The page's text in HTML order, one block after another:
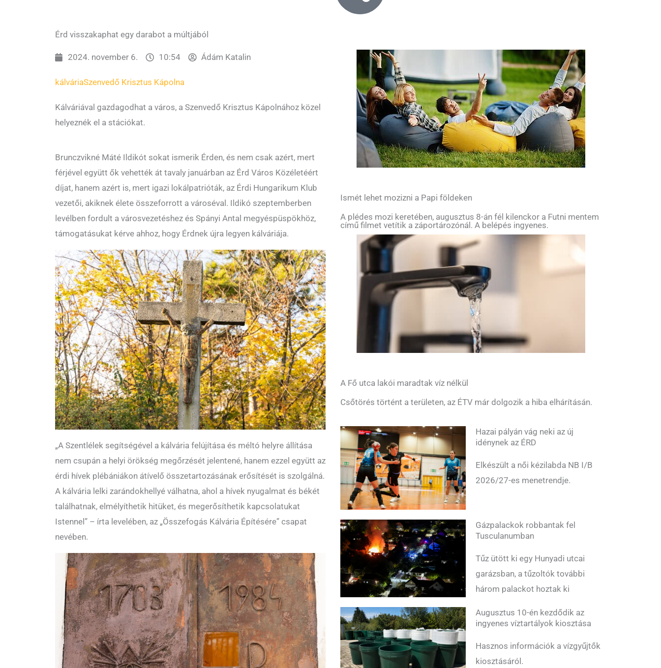
Érd visszakaphat egy darabot a múltjából
2024. november 6. 10:54 Ádám Katalin
kálváriaSzenvedő Krisztus Kápolna
Kálváriával gazdagodhat a város, a Szenvedő Krisztus Kápolnához közel
helyeznék el a stációkat.
Brunczvikné Máté Ildikót sokat ismerik Érden, és nem csak azért, mert
férjével együtt ők vehették át tavaly januárban az Érd Város Közéletéért
díjat, hanem azért is, mert igazi lokálpatrióták, az Érdi Hungarikum Klub
vezetői, akiknek élete összeforrott a városéval. Ildikó szeptemberben
levélben fordult a városvezetéshez és Spányi Antal megyéspüspökhöz,
támogatásukat kérve ahhoz, hogy Érdnek újra legyen kálváriája.
„A Szentlélek segítségével a kálvária felújítása és méltó helyre állítása
nem csupán a helyi örökség megőrzését jelentené, hanem ezzel együtt az
érdi hívek plébániákon átívelő összetartozásának erősítését is szolgálná.
A kálvária lelki zarándokhellyé válhatna, ahol a hívek nyugalmat és békét
találhatnak, elmélyíthetik hitüket, és megerősíthetik kapcsolatukat
Istennel” – írta levelében, az „Összefogás Kálvária Építésére” csapat
nevében.
Ismét lehet mozizni a Papi földeken
A plédes mozi keretében, augusztus 8-án fél kilenckor a Futni mentem
című filmet vetítik a záportározónál. A belépés ingyenes.
A Fő utca lakói maradtak víz nélkül
Csőtörés történt a területen, az ÉTV már dolgozik a hiba elhárításán.
Hazai pályán vág neki az új
idénynek az ÉRD
Elkészült a női kézilabda NB I/B
2026/27-es menetrendje.
Gázpalackok robbantak fel
Tusculanumban
Tűz ütött ki egy Hunyadi utcai
garázsban, a tűzoltók további
három palackot hoztak ki
Augusztus 10-én kezdődik az
ingyenes víztartályok kiosztása
Hasznos információk a vízgyűjtők
kiosztásáról.